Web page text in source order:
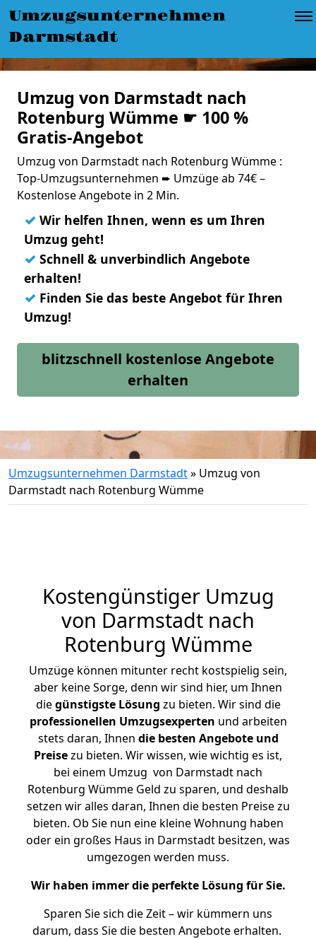
Umzugsunternehmen
Darmstadt
Umzug von Darmstadt nach
Rotenburg Wümme ☛ 100 %
Gratis-Angebot
Umzug von Darmstadt nach Rotenburg Wümme :
Top-Umzugsunternehmen ➨ Umzüge ab 74€ –
Kostenlose Angebote in 2 Min.
✓ Wir helfen Ihnen, wenn es um Ihren
Umzug geht!
✓ Schnell & unverbindlich Angebote
erhalten!
✓ Finden Sie das beste Angebot für Ihren
Umzug!
blitzschnell kostenlose Angebote
erhalten
Umzugsunternehmen Darmstadt» Umzug von
Darmstadt nach Rotenburg Wümme
Kostengünstiger Umzug
von Darmstadt nach
Rotenburg Wümme
Umzüge können mitunter recht kostspielig sein,
aber keine Sorge, denn wir sind hier, um Ihnen
diegünstigste Lösung zu bieten. Wir sind die
professionellen Umzugsexperten und arbeiten
stets daran, Ihnen die besten Angebote und
Preisezu bieten. Wir wissen, wie wichtig es ist,
bei einem Umzug von Darmstadt nach
Rotenburg Wümme Geld zu sparen, und deshalb
setzen wir alles daran, Ihnen die besten Preise zu
bieten. Ob Sie nun eine kleine Wohnung haben
oder ein großes Haus in Darmstadt besitzen, was
umgezogen werden muss.
Wir haben immer die perfekte Lösung für Sie.
Sparen Sie sich die Zeit – wir kümmern uns
darum, dass Sie die besten Angebote erhalten.